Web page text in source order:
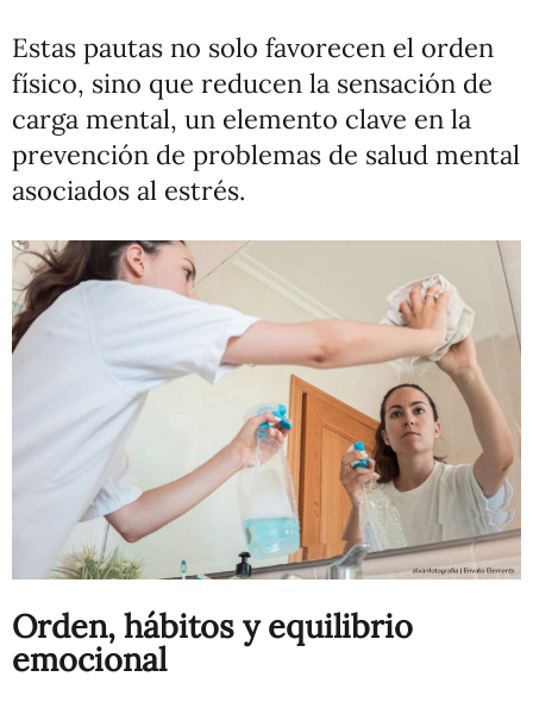
Estas pautas no solo favorecen el orden
físico, sino que reducen la sensación de
carga mental, un elemento clave en la
prevención de problemas de salud mental
asociados al estrés.
Orden, hábitos y equilibrio
emocional